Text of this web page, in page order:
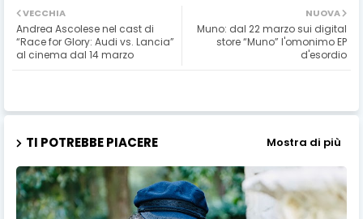
NUOVA
Muno: dal 22 marzo sui digital
store “Muno” l'omonimo EP
d'esordio
VECCHIA
Andrea Ascolese nel cast di
“Race for Glory: Audi vs. Lancia”
al cinema dal 14 marzo
TI POTREBBE PIACERE Mostra di più